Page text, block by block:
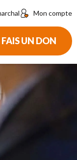
Mon compte
par CB
FAIS UN DON